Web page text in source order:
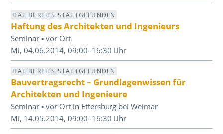
HAT BEREITS STATTGEFUNDEN
Haftung des Architekten und Ingenieurs
Seminar ▪ vor Ort
Mi, 04.06.2014, 09:00–16:30 Uhr
HAT BEREITS STATTGEFUNDEN
Bauvertragsrecht – Grundlagenwissen für
Architekten und Ingenieure
Seminar ▪ vor Ort in Ettersburg bei Weimar
Mi, 14.05.2014, 09:00–16:30 Uhr